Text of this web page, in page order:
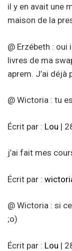
il y en avait une
maison de la
@ Erzébeth : oui
livres de ma
aprem. J’ai déjà
@ Wictoria : tu
Écrit par : Lou |
j’ai fait mes
Écrit par :
@ Wictoria : si
;o)
Écrit par : Lou |